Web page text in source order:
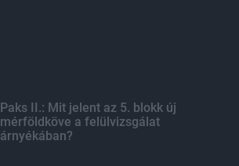
Paks II.: Mit jelent az 5. blokk új
mérföldköve a felülvizsgálat
árnyékában?